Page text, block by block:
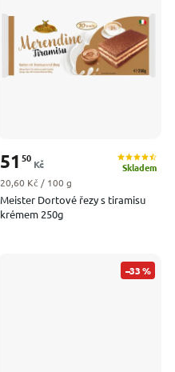
Meister Dortové řezy s tiramisu
krémem 250g
Skladem
51 50
Kč
Měrná cena:
20,60 Kč / 100 g
–33 %